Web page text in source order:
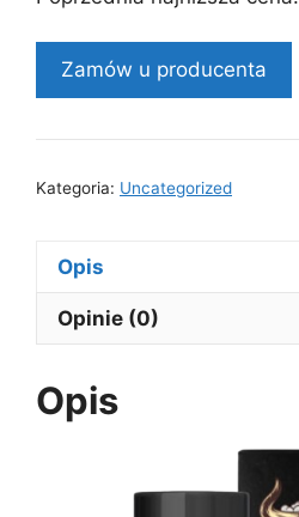
Zamów u producenta
Kategoria: Uncategorized
Opis
Opinie (0)
Opis